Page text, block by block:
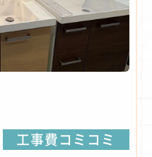
工事費コミコミ